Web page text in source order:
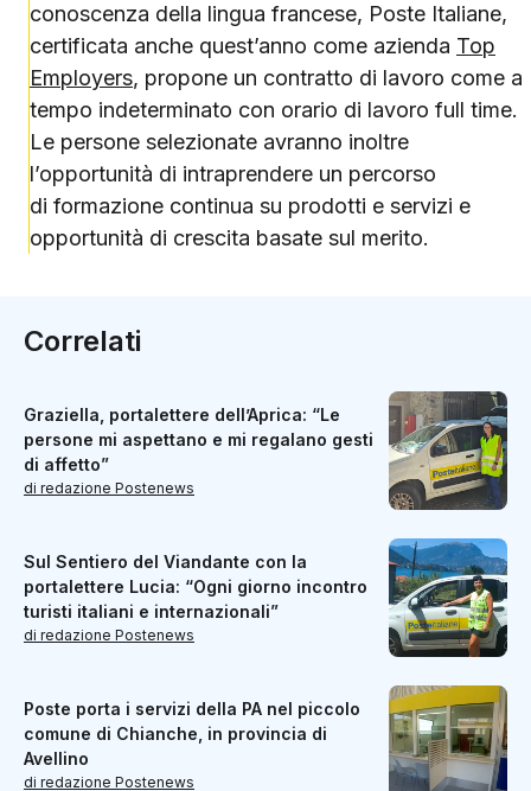
conoscenza della lingua francese, Poste Italiane,
certificata anche quest’anno come azienda Top
Employers, propone un contratto di lavoro come a
tempo indeterminato con orario di lavoro full time.
Le persone selezionate avranno inoltre
l’opportunità di intraprendere un percorso
di formazione continua su prodotti e servizi e
opportunità di crescita basate sul merito.
Correlati
Graziella, portalettere dell’Aprica: “Le
persone mi aspettano e mi regalano gesti
di affetto”
di redazione Postenews
Sul Sentiero del Viandante con la
portalettere Lucia: “Ogni giorno incontro
turisti italiani e internazionali”
di redazione Postenews
Poste porta i servizi della PA nel piccolo
comune di Chianche, in provincia di
Avellino
di redazione Postenews